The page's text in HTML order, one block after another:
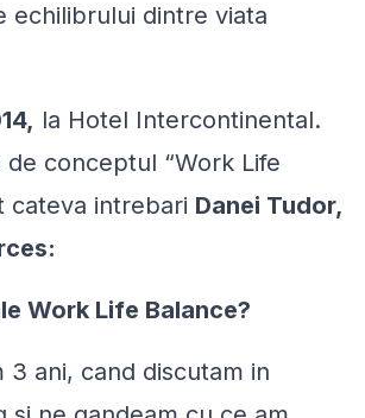
echilibrului dintre viata
la Hotel Intercontinental.
conceptul “Work Life
cateva intrebari Danei Tudor,
Work Life Balance?
3 ani, cand discutam in